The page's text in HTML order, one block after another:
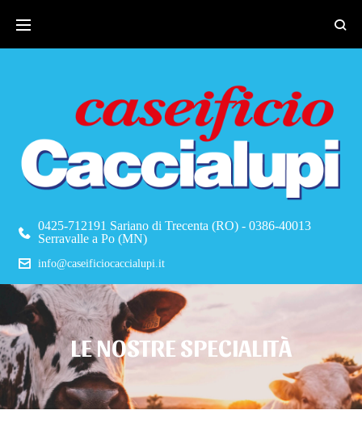
0425-712191 Sariano di Trecenta (RO) - 0386-40013
Serravalle a Po (MN)
info@caseificiocaccialupi.it
LE NOSTRE SPECIALITÀ